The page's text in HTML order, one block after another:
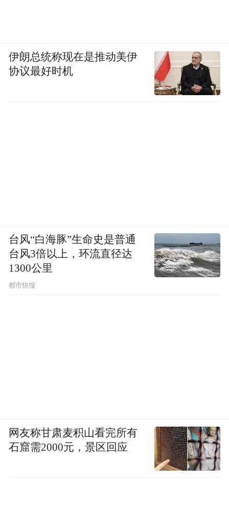
布，本平台仅提供信息存储空间服务。
Notice: The content above (including the videos,
pictures and audios if any) is uploaded and posted
by the user of Dafeng Hao, which is a social media
platform and merely provides information storage
伊朗总统称现在是推动美伊
协议最好时机
台风“白海豚”生命史是普通
台风3倍以上，环流直径达
1300公里
都市快报
网友称甘肃麦积山看完所有
石窟需2000元，景区回应